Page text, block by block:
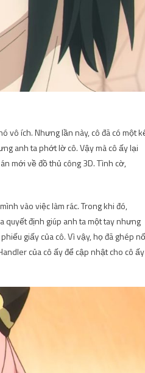
vô ích. Nhưng lần này, cô đã có một
anh ta phớt lờ cô. Vậy mà cô ấy lại
mới về đồ thủ công 3D. Tình cờ,
vào việc làm rác. Trong khi đó,
quyết định giúp anh ta một tay nhưng
giấy của cô. Vì vậy, họ đã ghép
của cô ấy để cập nhật cho cô ấy